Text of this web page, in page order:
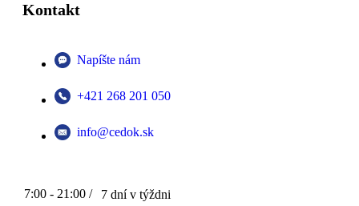
Kontakt
Napíšte nám
+421 268 201 050
info@cedok.sk
7:00 - 21:00 / 7 dní v týždni